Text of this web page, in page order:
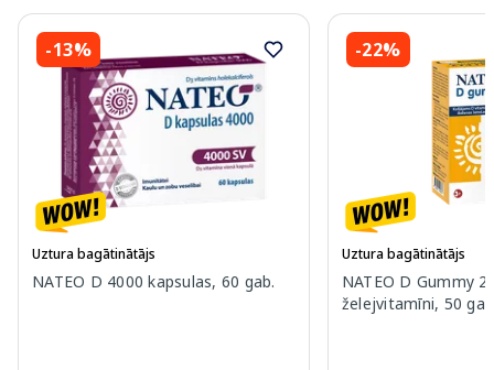
-13%
Uztura bagātinātājs
NATEO D 4000 kapsulas, 60 gab.
-22%
Uztura bagātinātājs
NATEO D Gummy
želejvitamīni, 50